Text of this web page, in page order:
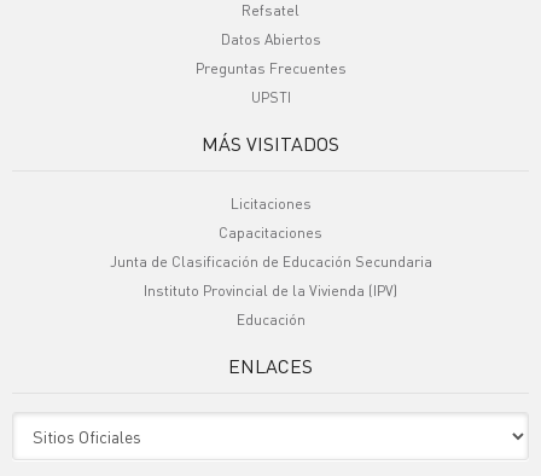
Refsatel
Datos Abiertos
Preguntas Frecuentes
UPSTI
MÁS VISITADOS
Licitaciones
Capacitaciones
Junta de Clasificación de Educación Secundaria
Instituto Provincial de la Vivienda (IPV)
Educación
ENLACES